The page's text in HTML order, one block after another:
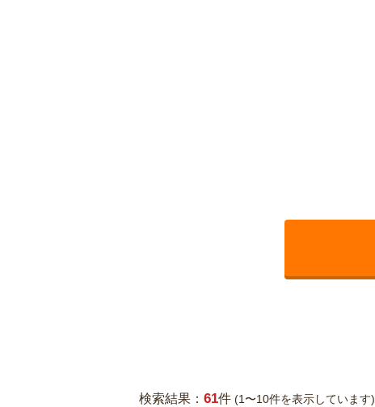
検索結果： 61件 (1〜10件を表示しています)